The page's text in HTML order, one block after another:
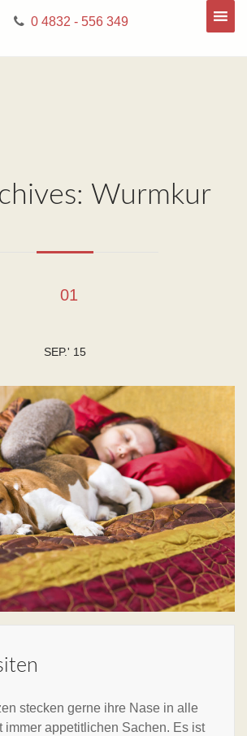
0 4832 - 556 349
Wurmkur
01
SEP.' 15
stecken gerne ihre Nase in alle
immer appetitlichen Sachen. Es ist